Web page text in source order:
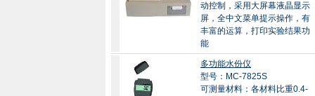
动控制，采用大屏幕液晶显示
屏，全中文菜单提示操作，有
丰富的运算，打印实验结果功
能
多功能水份仪
型号：MC-7825S
可测量材料：各材料比重0.4-